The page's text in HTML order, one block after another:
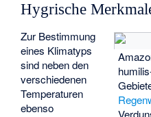
Hygrische
humilis
Zur Bestimmung
eines Klimatyps
sind neben den
verschiedenen
Temperaturen
ebenso